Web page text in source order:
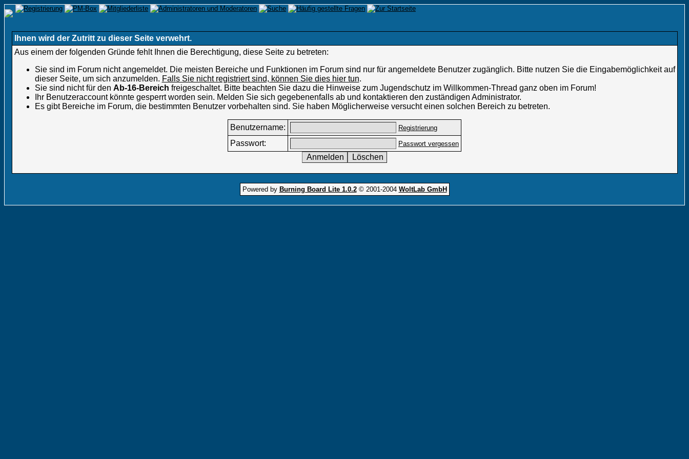
Ihnen wird der Zutritt zu dieser Seite verwehrt.
Aus einem der folgenden Gründe fehlt Ihnen die Berechtigung, diese Seite zu betreten:
Sie sind im Forum nicht angemeldet. Die meisten Bereiche und Funktionen im Forum sind nur für angemeldete Benutzer zugänglich. Bitte nutzen Sie die Eingabemöglichkeit auf
dieser Seite, um sich anzumelden. Falls Sie nicht registriert sind, können Sie dies hier tun.
Sie sind nicht für den Ab-16-Bereich freigeschaltet. Bitte beachten Sie dazu die Hinweise zum Jugendschutz im Willkommen-Thread ganz oben im Forum!
Ihr Benutzeraccount könnte gesperrt worden sein. Melden Sie sich gegebenenfalls ab und kontaktieren den zuständigen Administrator.
Es gibt Bereiche im Forum, die bestimmten Benutzer vorbehalten sind. Sie haben Möglicherweise versucht einen solchen Bereich zu betreten.
Benutzername: Registrierung
Passwort: Passwort vergessen
Powered by Burning Board Lite 1.0.2© 2001-2004 WoltLab GmbH